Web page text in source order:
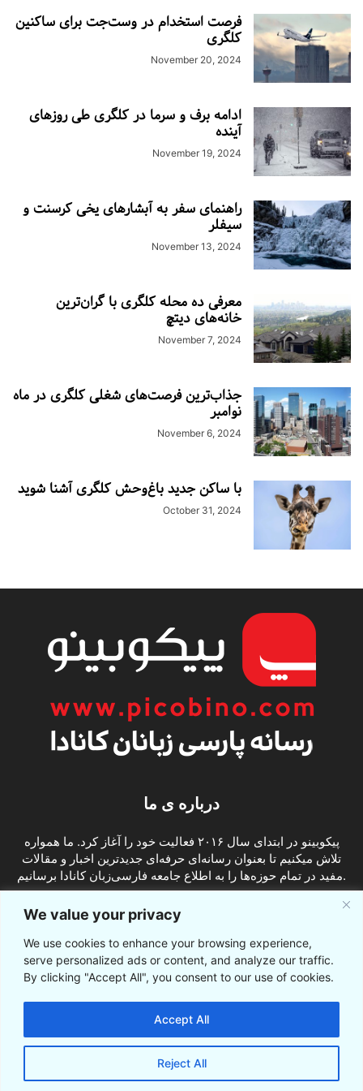
We value your privacy
We use cookies to enhance your browsing experience,
serve personalized ads or content, and analyze our traffic.
By clicking "Accept All", you consent to our use of cookies.
Reject All
Accept All
فرصت استخدام در وست‌جت برای ساکنین
کلگری
November 20, 2024
ادامه برف و سرما در کلگری طی روزهای
آینده
November 19, 2024
راهنمای سفر به آبشارهای یخی کرسنت و
سیفلر
November 13, 2024
معرفی ده محله کلگری با گران‌ترین
خانه‌های دیتچ
November 7, 2024
جذاب‌ترین فرصت‌های شغلی کلگری در ماه
نوامبر
November 6, 2024
با ساکن جدید باغ‌وحش کلگری آشنا شوید
October 31, 2024
درباره ی ما
پیکوبینو در ابتدای سال ۲۰۱۶ فعالیت خود را آغاز کرد. ما همواره
تلاش میکنیم تا بعنوان رسانه‌ای حرفه‌ای جدیدترین اخبار و مقالات
مفید در تمام حوزه‌ها را به اطلاع جامعه فارسی‌زبان کانادا برسانیم.
ما را دنبال کنید
© © پیکوبینو اخبار کانادا به فارسی 2021-2016